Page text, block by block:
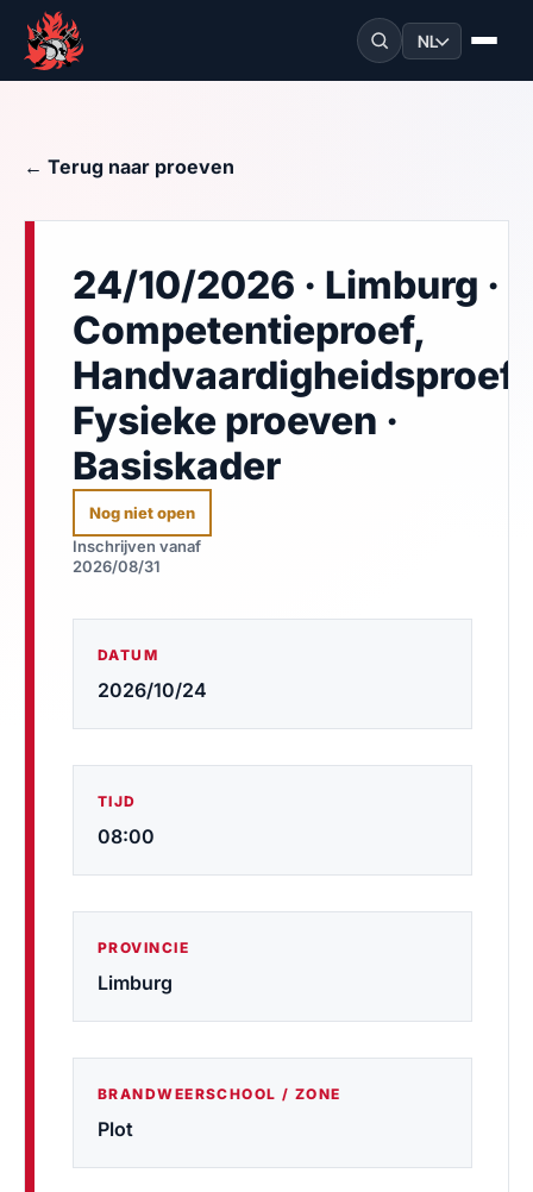
NL
← Terug naar proeven
24/10/2026 · Limburg ·
Competentieproef,
Handvaardigheidsproef,
Fysieke proeven ·
Basiskader
Nog niet open
Inschrijven vanaf
2026/08/31
DATUM
2026/10/24
TIJD
08:00
PROVINCIE
Limburg
BRANDWEERSCHOOL / ZONE
Plot